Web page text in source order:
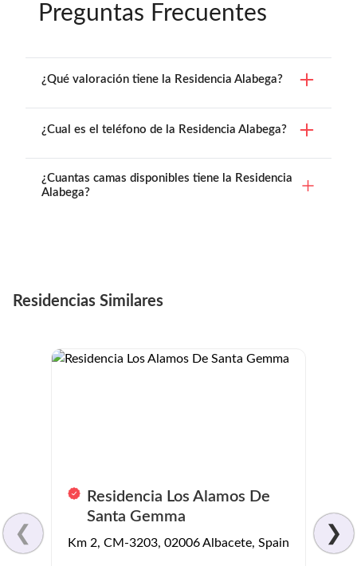
Preguntas Frecuentes
¿Qué valoración tiene la Residencia Alabega?
¿Cual es el teléfono de la Residencia Alabega?
¿Cuantas camas disponibles tiene la Residencia
Alabega?
Residencias Similares
❮
Residencia Los Alamos De
Santa Gemma
Km 2, CM-3203, 02006 Albacete, Spain ❯